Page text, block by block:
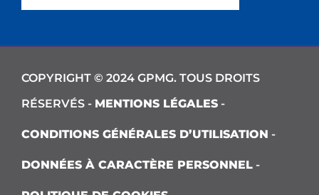
COPYRIGHT © 2024 GPMG. TOUS DROITS
RÉSERVÉS - MENTIONS LÉGALES -
CONDITIONS GÉNÉRALES D’UTILISATION -
DONNÉES À CARACTÈRE PERSONNEL -